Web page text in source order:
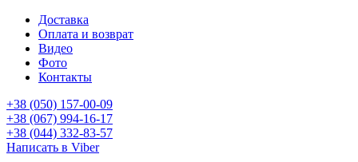
Доставка
Оплата и возврат
Видео
Фото
Контакты
+38 (050) 157-00-09
+38 (067) 994-16-17
+38 (044) 332-83-57
Написать в Viber